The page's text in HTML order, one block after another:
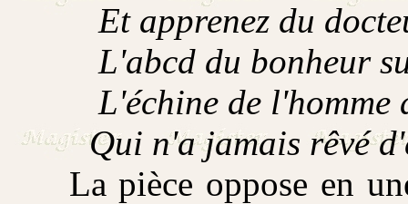
Et apprenez du
L'abcd du bonheur
L'échine de l'homme
Qui n'a jamais rêvé
La pièce oppose en